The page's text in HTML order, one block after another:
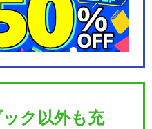
ク以外も充